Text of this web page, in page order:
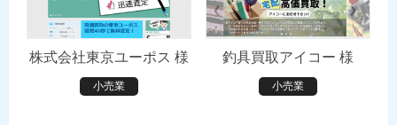
株式会社東京ユーポス 様
小売業
釣具買取アイコー 様
小売業